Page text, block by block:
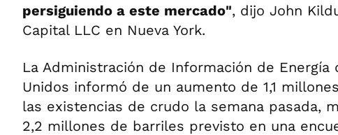
persiguiendo a este mercado", dijo John
Capital LLC en Nueva York.
La Administración de Información de Energía
Unidos informó de un aumento de 1,1
las existencias de crudo la semana pasada,
2,2 millones de barriles previsto en una